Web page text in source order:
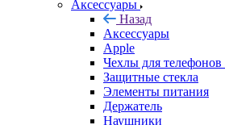
Аксессуары
Назад
Аксессуары
Apple
Чехлы для телефонов
Защитные стекла
Элементы питания
Держатель
Наушники